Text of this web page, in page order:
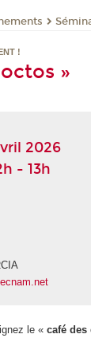
!
»
2026
- 13h
le « café des